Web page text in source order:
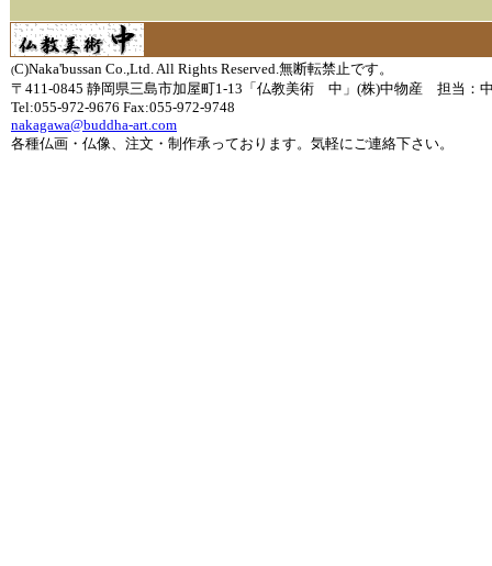
(C)Naka'bussan Co.,Ltd. All Rights Reserved.無断転禁止です。
〒411-0845 静岡県三島市加屋町1-13「仏教美術 中」(株)中物産 担当：
Tel:055-972-9676 Fax:055-972-9748
nakagawa@buddha-art.com
各種仏画・仏像、注文・制作承っております。気軽にご連絡下さい。